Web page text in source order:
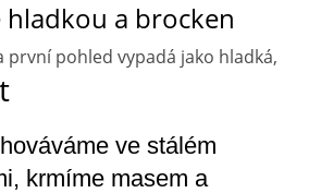
hladkou a brocken
první pohled vypadá jako hladká,
ve stálém
krmíme masem a